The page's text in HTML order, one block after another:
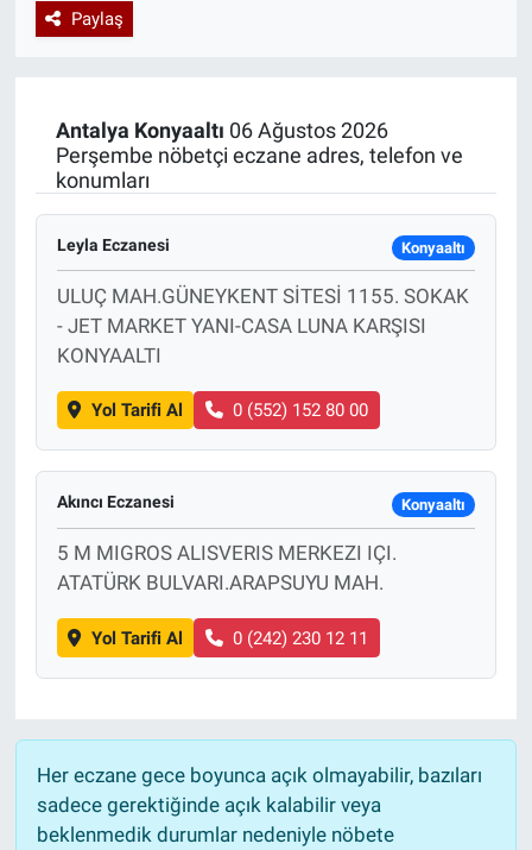
Paylaş
Antalya Konyaaltı 06 Ağustos 2026
Perşembe nöbetçi eczane adres, telefon ve
konumları
Leyla Eczanesi Konyaaltı
ULUÇ MAH.GÜNEYKENT SİTESİ 1155. SOKAK
- JET MARKET YANI-CASA LUNA KARŞISI
KONYAALTI
Yol Tarifi Al 0 (552) 152 80 00
Akıncı Eczanesi Konyaaltı
5 M MIGROS ALISVERIS MERKEZI IÇI.
ATATÜRK BULVARI.ARAPSUYU MAH.
Yol Tarifi Al 0 (242) 230 12 11
Her eczane gece boyunca açık olmayabilir, bazıları
sadece gerektiğinde açık kalabilir veya
beklenmedik durumlar nedeniyle nöbete
Özel Haberler
Dünya
Özel Haberler
Erişim Bilgileri
Sağlık
Teknoloji
Ramazan
Haber Arşivi